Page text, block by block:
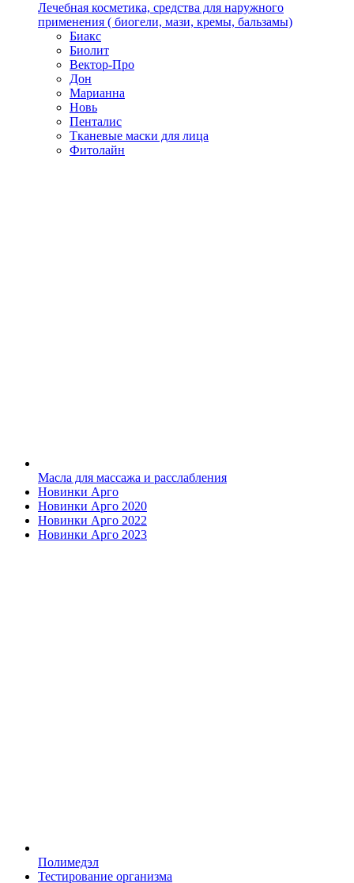
Лечебная косметика, средства для наружного
применения ( биогели, мази, кремы, бальзамы)
Биакс
Биолит
Вектор-Про
Дон
Марианна
Новь
Пенталис
Тканевые маски для лица
Фитолайн
Масла для массажа и расслабления
Новинки Арго
Новинки Арго 2020
Новинки Арго 2022
Новинки Арго 2023
Полимедэл
Тестирование организма